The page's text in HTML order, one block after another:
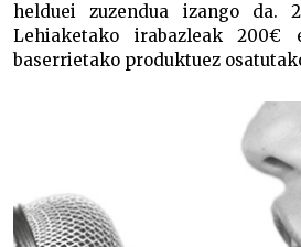
helduei zuzendua izango da.
Lehiaketako irabazleak 200€
baserrietako produktuez